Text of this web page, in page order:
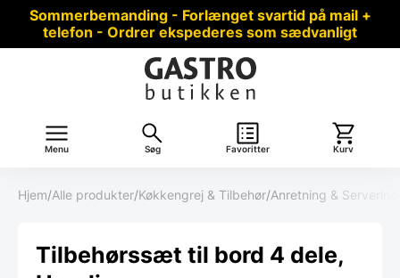
Sommerbemanding - Forlænget svartid på mail +
telefon - Ordrer ekspederes som sædvanligt
Menu Søg Favoritter Kurv
Hjem/Alle produkter/Køkkengrej & Tilbehør/Anretning & Servering
Tilbehørssæt til bord 4 dele,